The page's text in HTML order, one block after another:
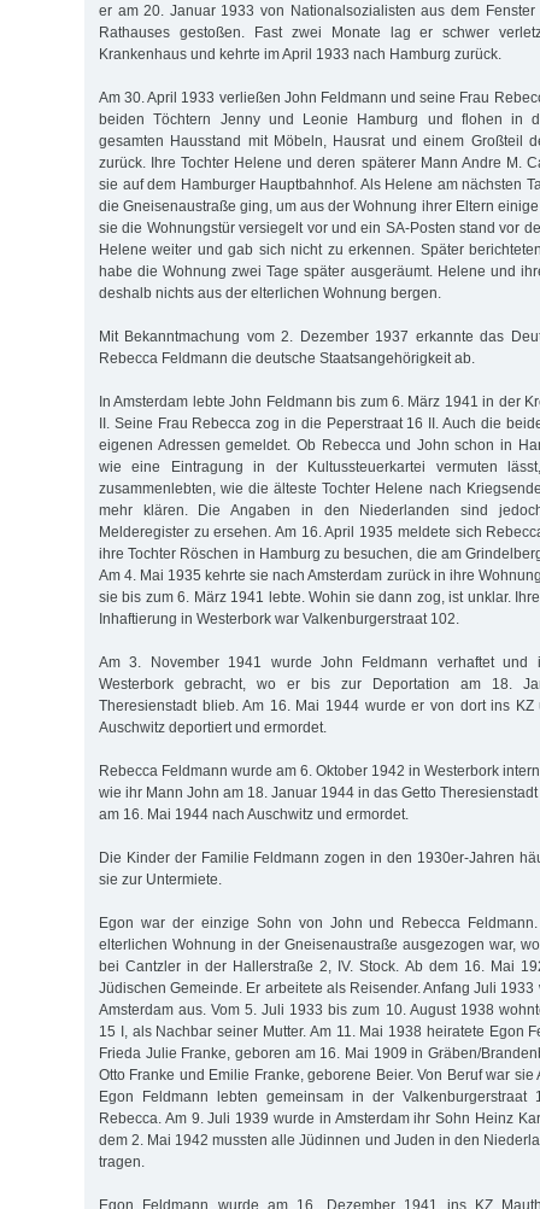
er am 20. Januar 1933 von Nationalsozialisten aus dem
Rathauses gestoßen. Fast zwei Monate lag er schwer
Krankenhaus und kehrte im April 1933 nach Hamburg zurück.
Am 30. April 1933 verließen John Feldmann und seine Frau
beiden Töchtern Jenny und Leonie Hamburg und flohen in
gesamten Hausstand mit Möbeln, Hausrat und einem Großteil
zurück. Ihre Tochter Helene und deren späterer Mann Andre M.
sie auf dem Hamburger Hauptbahnhof. Als Helene am nächsten
die Gneisenaustraße ging, um aus der Wohnung ihrer Eltern
sie die Wohnungstür versiegelt vor und ein SA-Posten stand vor
Helene weiter und gab sich nicht zu erkennen. Später
habe die Wohnung zwei Tage später ausgeräumt. Helene und
deshalb nichts aus der elterlichen Wohnung bergen.
Mit Bekanntmachung vom 2. Dezember 1937 erkannte das
Rebecca Feldmann die deutsche Staatsangehörigkeit ab.
In Amsterdam lebte John Feldmann bis zum 6. März 1941 in der
II. Seine Frau Rebecca zog in die Peperstraat 16 II. Auch die
eigenen Adressen gemeldet. Ob Rebecca und John schon in
wie eine Eintragung in der Kultussteuerkartei vermuten
zusammenlebten, wie die älteste Tochter Helene nach
mehr klären. Die Angaben in den Niederlanden sind
Melderegister zu ersehen. Am 16. April 1935 meldete sich
ihre Tochter Röschen in Hamburg zu besuchen, die am
Am 4. Mai 1935 kehrte sie nach Amsterdam zurück in ihre
sie bis zum 6. März 1941 lebte. Wohin sie dann zog, ist unklar.
Inhaftierung in Westerbork war Valkenburgerstraat 102.
Am 3. November 1941 wurde John Feldmann verhaftet und
Westerbork gebracht, wo er bis zur Deportation am 18.
Theresienstadt blieb. Am 16. Mai 1944 wurde er von dort ins KZ
Auschwitz deportiert und ermordet.
Rebecca Feldmann wurde am 6. Oktober 1942 in Westerbork
wie ihr Mann John am 18. Januar 1944 in das Getto
am 16. Mai 1944 nach Auschwitz und ermordet.
Die Kinder der Familie Feldmann zogen in den 1930er-Jahren
sie zur Untermiete.
Egon war der einzige Sohn von John und Rebecca
elterlichen Wohnung in der Gneisenaustraße ausgezogen war,
bei Cantzler in der Hallerstraße 2, IV. Stock. Ab dem 16. Mai
Jüdischen Gemeinde. Er arbeitete als Reisender. Anfang Juli
Amsterdam aus. Vom 5. Juli 1933 bis zum 10. August 1938
15 I, als Nachbar seiner Mutter. Am 11. Mai 1938 heiratete Egon
Frieda Julie Franke, geboren am 16. Mai 1909 in Gräben/
Otto Franke und Emilie Franke, geborene Beier. Von Beruf war sie
Egon Feldmann lebten gemeinsam in der Valkenburgerstraat
Rebecca. Am 9. Juli 1939 wurde in Amsterdam ihr Sohn Heinz
dem 2. Mai 1942 mussten alle Jüdinnen und Juden in den
tragen.
Egon Feldmann wurde am 16. Dezember 1941 ins KZ